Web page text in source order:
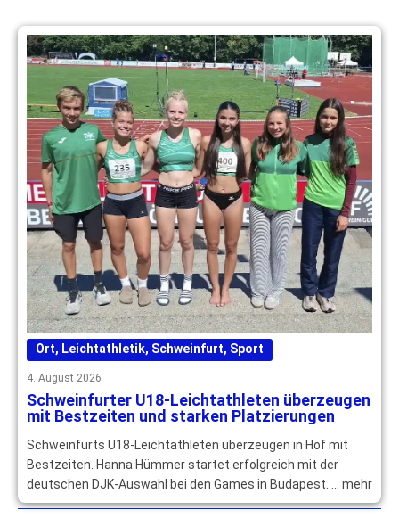
Ort, Leichtathletik, Schweinfurt, Sport
4. August 2026
Schweinfurter U18-Leichtathleten überzeugen
mit Bestzeiten und starken Platzierungen
Schweinfurts U18-Leichtathleten überzeugen in Hof mit
Bestzeiten. Hanna Hümmer startet erfolgreich mit der
deutschen DJK-Auswahl bei den Games in Budapest. … mehr